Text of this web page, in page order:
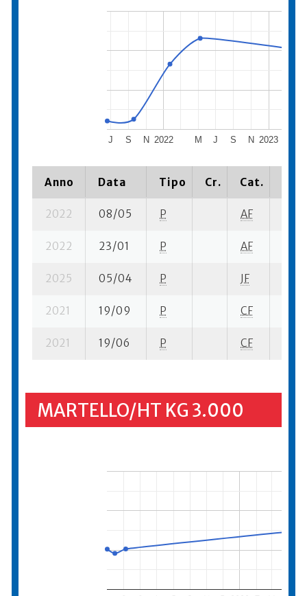
2022 2023
J S N M J S N
Anno Data Tipo Cr. Cat.
2022 08/05 P AF
2022 23/01 P AF
2025 05/04 P JF
2021 19/09 P CF
2021 19/06 P CF
MARTELLO/HT KG 3.000